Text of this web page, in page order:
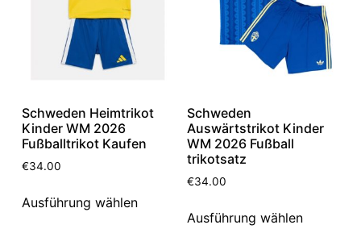
Schweden Heimtrikot
Kinder WM 2026
Fußballtrikot Kaufen
€34.00
Ausführung wählen
Schweden
Auswärtstrikot Kinder
WM 2026 Fußball
trikotsatz
€34.00
Ausführung wählen